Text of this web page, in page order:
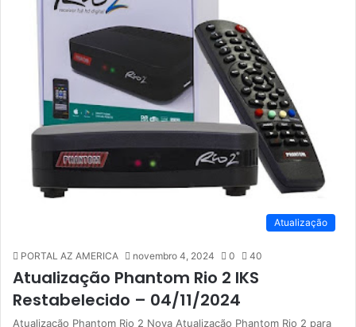
Atualização
PORTAL AZ AMERICA novembro 4, 2024 0 40
Atualização Phantom Rio 2 IKS
Restabelecido – 04/11/2024
Atualização Phantom Rio 2 Nova Atualização Phantom Rio 2 para